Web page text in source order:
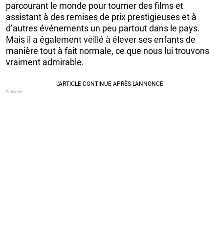
parcourant le monde pour tourner des films et
assistant à des remises de prix prestigieuses et à
d’autres événements un peu partout dans le pays.
Mais il a également veillé à élever ses enfants de
manière tout à fait normale, ce que nous lui trouvons
vraiment admirable.